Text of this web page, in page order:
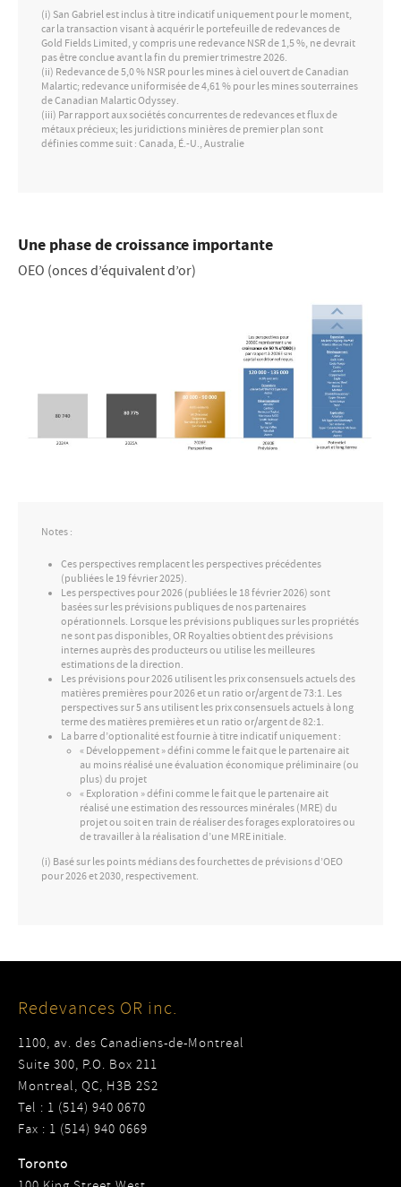
(i) San Gabriel est inclus à titre indicatif uniquement pour le moment,
car la transaction visant à acquérir le portefeuille de redevances de
Gold Fields Limited, y compris une redevance NSR de 1,5 %, ne devrait
pas être conclue avant la fin du premier trimestre 2026.
(ii) Redevance de 5,0 % NSR pour les mines à ciel ouvert de Canadian
Malartic; redevance uniformisée de 4,61 % pour les mines souterraines
de Canadian Malartic Odyssey.
(iii) Par rapport aux sociétés concurrentes de redevances et flux de
métaux précieux; les juridictions minières de premier plan sont
définies comme suit : Canada, É.-U., Australie
Une phase de croissance importante
OEO (onces d’équivalent d’or)
Notes :
Ces perspectives remplacent les perspectives précédentes
(publiées le 19 février 2025).
Les perspectives pour 2026 (publiées le 18 février 2026) sont
basées sur les prévisions publiques de nos partenaires
opérationnels. Lorsque les prévisions publiques sur les propriétés
ne sont pas disponibles, OR Royalties obtient des prévisions
internes auprès des producteurs ou utilise les meilleures
estimations de la direction.
Les prévisions pour 2026 utilisent les prix consensuels actuels des
matières premières pour 2026 et un ratio or/argent de 73:1. Les
perspectives sur 5 ans utilisent les prix consensuels actuels à long
terme des matières premières et un ratio or/argent de 82:1.
La barre d’optionalité est fournie à titre indicatif uniquement :
« Développement » défini comme le fait que le partenaire ait
au moins réalisé une évaluation économique préliminaire (ou
plus) du projet
« Exploration » défini comme le fait que le partenaire ait
réalisé une estimation des ressources minérales (MRE) du
projet ou soit en train de réaliser des forages exploratoires ou
de travailler à la réalisation d’une MRE initiale.
(i) Basé sur les points médians des fourchettes de prévisions d’OEO
pour 2026 et 2030, respectivement.
Redevances OR inc.
1100, av. des Canadiens-de-Montreal
Suite 300, P.O. Box 211
Montreal, QC, H3B 2S2
Tel : 1 (514) 940 0670
Fax : 1 (514) 940 0669
Toronto